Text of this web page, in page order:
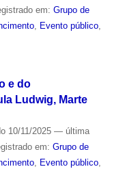
em: Grupo de
, Evento público,
e do
Ludwig, Marte
10/11/2025 — última
em: Grupo de
, Evento público,